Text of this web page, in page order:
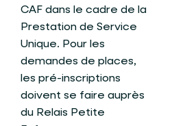
CAF dans le cadre de la
Prestation de Service
Unique. Pour les
demandes de places,
les pré-inscriptions
doivent se faire auprès
du Relais Petite